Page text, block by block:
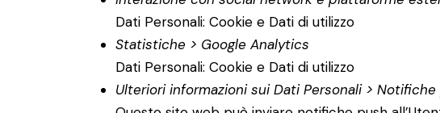
Dati Personali: Cookie e Dati di utilizzo
Statistiche > Google Analytics
Dati Personali: Cookie e Dati di utilizzo
Ulteriori informazioni sui Dati Personali > Notifiche